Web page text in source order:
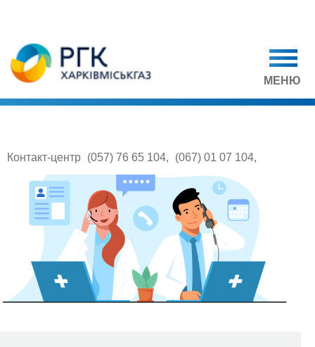
МЕНЮ
Контакт-центр (057) 76 65 104, (067) 01 07 104,